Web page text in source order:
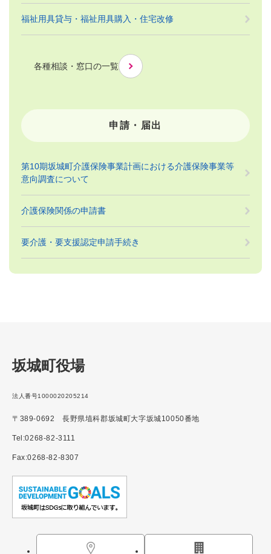
福祉用具貸与・福祉用具購入・住宅改修
各種相談・窓口の一覧
申請・届出
第10期坂城町介護保険事業計画における介護保険事業等
意向調査について
介護保険関係の申請書
要介護・要支援認定申請手続き
坂城町役場
法人番号1000020205214
〒389-0692 長野県埴科郡坂城町大字坂城10050番地
Tel:0268-82-3111
Fax:0268-82-8307